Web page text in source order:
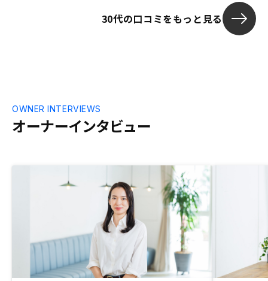
30代の口コミをもっと見る
オーナーインタビュー
OWNER INTERVIEWS